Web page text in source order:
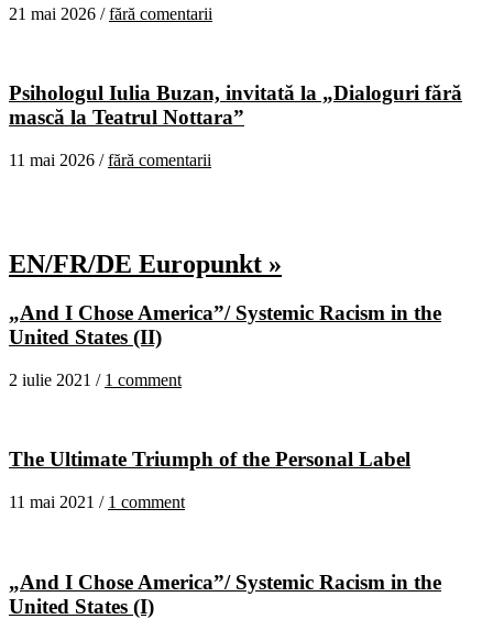
21 mai 2026 /fără comentarii
Psihologul Iulia Buzan, invitată la „Dialoguri fără
mască la Teatrul Nottara”
11 mai 2026 /fără comentarii
EN/FR/DE Europunkt »
„And I Chose America”/ Systemic Racism in the
United States (II)
2 iulie 2021 / 1 comment
The Ultimate Triumph of the Personal Label
11 mai 2021 / 1 comment
„And I Chose America”/ Systemic Racism in the
United States (I)